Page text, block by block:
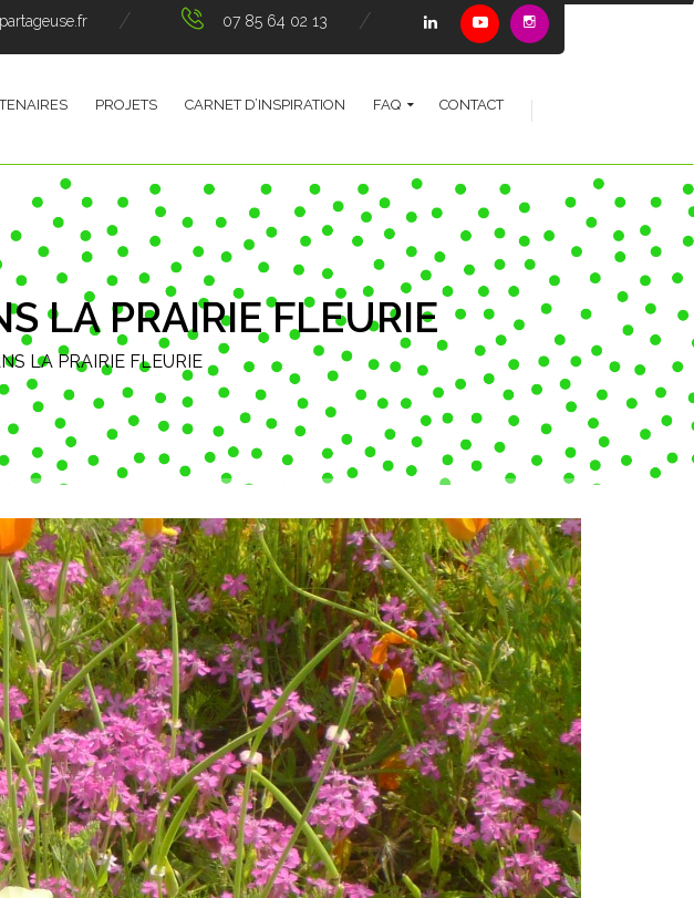
07 85 64 02 13
PROJETS CARNET D’INSPIRATION FAQ CONTACT
LA PRAIRIE FLEURIE
LA PRAIRIE FLEURIE